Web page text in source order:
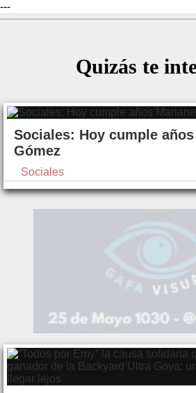
---
Quizás te
Sociales: Hoy cumple
Gómez
Sociales